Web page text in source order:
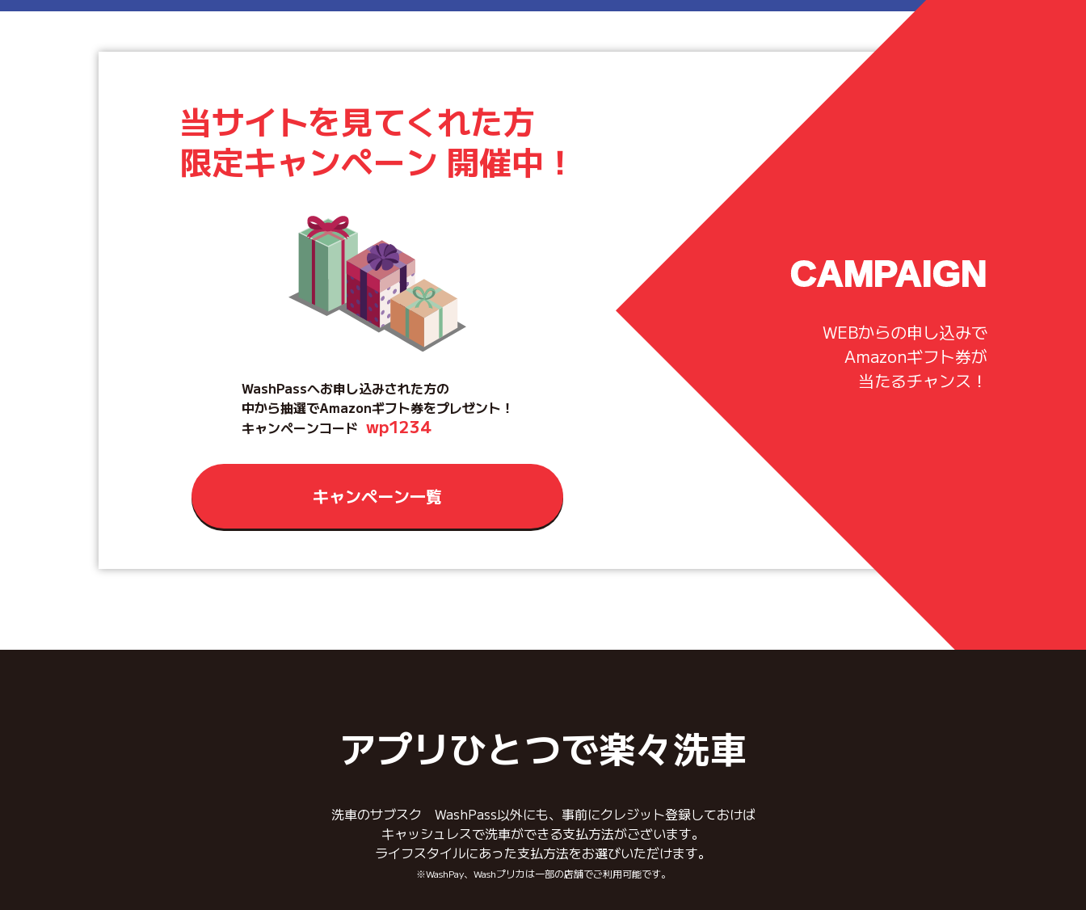
CAMPAIGN
WEBからの申し込みで
Amazonギフト券が
当たるチャンス！
当サイトを見てくれた方
限定キャンペーン 開催中！
WashPassへお申し込みされた方の
中から抽選でAmazonギフト券をプレゼント！
キャンペーンコード wp1234
キャンペーン一覧
アプリひとつで楽々洗車
洗車のサブスク WashPass以外にも、事前にクレジット登録しておけば
キャッシュレスで洗車ができる支払方法がございます。
ライフスタイルにあった支払方法をお選びいただけます。
※WashPay、Washプリカは一部の店舗でご利用可能です。